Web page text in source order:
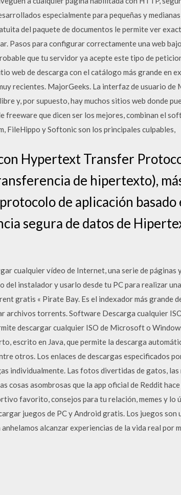
especialmente para pequeñas y
del paquete de documentos le permite ver
Pasos para configurar correctamente una web
que tu servidor ya acepte este tipo de
web de descarga con el catálogo más grande en
recientes. MajorGeeks. La interfaz de usuario de
y, por supuesto, hay muchos sitios web donde
freeware que dicen ser los mejores, combinan el
FileHippo y Softonic son los principales culpables,
Hypertext Transfer
de hipertexto),
de aplicación
segura de datos de
cualquier vídeo de Internet, una serie de
del instalador y usarlo desde tu PC para realizar
gratis « Pirate Bay. Es el indexador más grande
archivos torrents. Software Descarga cualquier
descargar cualquier ISO de Microsoft o
escrito en Java, que permite la descarga
otros. Los enlaces de descargas especificados
individualmente. Las fotos divertidas de gatos,
cosas asombrosas que la app oficial de Reddit
favorito, consejos para tu relación, memes y lo
juegos de PC y Android gratis. Los juegos son
alcanzar experiencias de la vida real por